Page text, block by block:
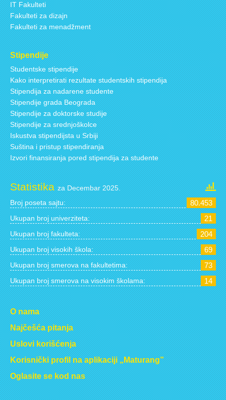
IT Fakulteti
Fakulteti za dizajn
Fakulteti za menadžment
Stipendije
Studentske stipendije
Kako interpretirati rezultate studentskih stipendija
Stipendija za nadarene studente
Stipendije grada Beograda
Stipendije za doktorske studije
Stipendije za srednjoškolce
Iskustva stipendijsta u Srbiji
Suština i pristup stipendiranja
Izvori finansiranja pored stipendija za studente
Statistikaza Decembar 2025.
Broj poseta sajtu: 80.453
Ukupan broj univerziteta: 21
Ukupan broj fakulteta: 204
Ukupan broj visokih škola: 69
Ukupan broj smerova na fakultetima: 73
Ukupan broj smerova na visokim školama: 14
O nama
Najčešća pitanja
Uslovi korišćenja
Korisnički profil na aplikaciji „Maturang”
Oglasite se kod nas